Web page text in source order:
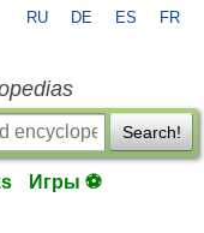
RU DE ES FR
Search!
Игры ⚽